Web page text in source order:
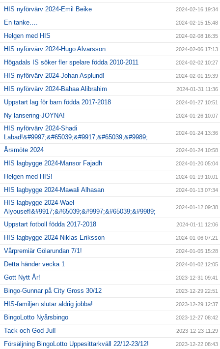
HIS nyförvärv 2024-Emil Beike 2024-02-16 19:34
En tanke…. 2024-02-15 15:48
Helgen med HIS 2024-02-08 16:35
HIS nyförvärv 2024-Hugo Alvarsson 2024-02-06 17:13
Högadals IS söker fler spelare födda 2010-2011 2024-02-02 10:27
HIS nyförvärv 2024-Johan Asplund! 2024-02-01 19:39
HIS nyförvärv 2024-Bahaa Alibrahim 2024-01-31 11:36
Uppstart lag för barn födda 2017-2018 2024-01-27 10:51
Ny lansering-JOYNA! 2024-01-26 10:07
HIS nyförvärv 2024-Shadi
Labad!&#9997;&#65039;&#9917;&#65039;&#9989;
2024-01-24 13:36
Årsmöte 2024 2024-01-24 10:58
HIS lagbygge 2024-Mansor Fajadh 2024-01-20 05:04
Helgen med HIS! 2024-01-19 10:01
HIS lagbygge 2024-Mawali Alhasan 2024-01-13 07:34
HIS lagbygge 2024-Wael
Alyousef!&#9917;&#65039;&#9997;&#65039;&#9989;
2024-01-12 09:38
Uppstart fotboll födda 2017-2018 2024-01-11 12:06
HIS lagbygge 2024-Niklas Eriksson 2024-01-06 07:21
Vårpremiär Gölarundan 7/1! 2024-01-05 15:28
Detta händer vecka 1 2024-01-02 12:05
Gott Nytt År! 2023-12-31 09:41
Bingo-Gunnar på City Gross 30/12 2023-12-29 22:51
HIS-familjen slutar aldrig jobba! 2023-12-29 12:37
BingoLotto Nyårsbingo 2023-12-27 08:42
Tack och God Jul! 2023-12-23 11:29
Försäljning BingoLotto Uppesittarkväll 22/12-23/12! 2023-12-22 08:43